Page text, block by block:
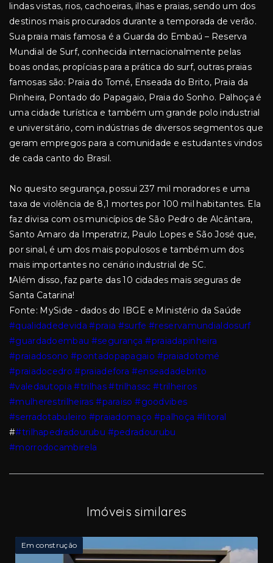
lindas vistas, rios, cachoeiras, ilhas e praias, sendo um dos
destinos mais procurados durante a temporada de verão.
Sua praia mais famosa é a Guarda do Embaú – Reserva
Mundial de Surf, conhecida internacionalmente pelas
boas ondas, propícias para a prática do surf, outras praias
famosas são: Praia do Tomé, Enseada do Brito, Praia da
Pinheira, Pontado do Papagaio, Praia do Sonho. Palhoça é
uma cidade turística e também um grande polo industrial
e universitário, com indústrias de diversos segmentos que
geram empregos para a comunidade e estudantes vindos
de cada canto do Brasil.
No quesito segurança, possui 237 mil moradores e uma
taxa de violência de 8,1 mortes por 100 mil habitantes. Ela
faz divisa com os municípios de São Pedro de Alcântara,
Santo Amaro da Imperatriz, Paulo Lopes e São José que,
por sinal, é um dos mais populosos e também um dos
mais importantes no cenário industrial de SC.
❗Além disso, faz parte das 10 cidades mais seguras de
Santa Catarina!
Fonte: MySide - dados do IBGE e Ministério da Saúde
#qualidadedevida #praia #surfe #reservamundialdosurf
#guardadoembau #segurança #praiadapinheira
#praiadosono #pontadopapagaio #praiadotomé
#praiadocedro #praiadefora #enseadadebrito
#valedautopia #trilhas#trilhassc #trilheiros
#mulherestrilheiras #paraiso #goodvibes
#serradotabuleiro #praiadomaço #palhoça #litoral
##trilhapedradourubu #pedradourubu
#morrodocambirela
Imóveis similares
Em construção